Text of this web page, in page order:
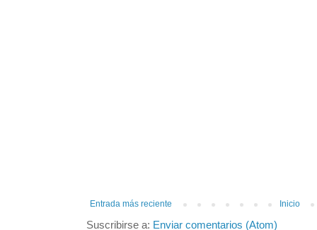
Entrada más reciente Inicio
Suscribirse a: Enviar comentarios (Atom)